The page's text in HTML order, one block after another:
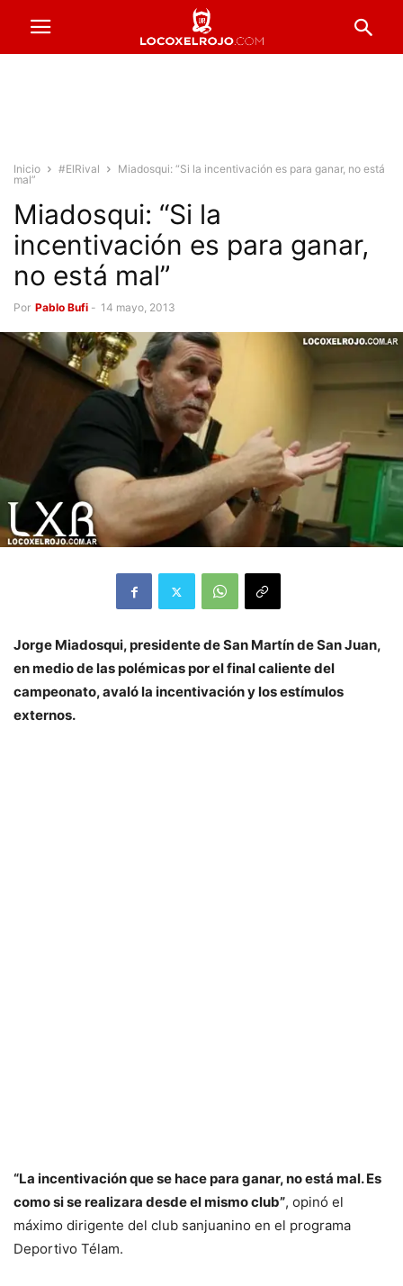
Inicio #ElRival
Miadosqui: “Si la incentivación es para ganar, no está
mal”
Miadosqui: “Si la
incentivación es para ganar,
no está mal”
Por Pablo Bufi - 14 mayo, 2013
Jorge Miadosqui, presidente de San Martín de San Juan,
en medio de las polémicas por el final caliente del
campeonato, avaló la incentivación y los estímulos
externos.
“La incentivación que se hace para ganar, no está mal. Es
como si se realizara desde el mismo club”, opinó el
máximo dirigente del club sanjuanino en el programa
Deportivo Télam.